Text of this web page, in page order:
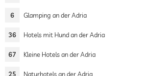
6 Glamping an der Adria
36 Hotels mit Hund an der Adria
67 Kleine Hotels an der Adria
25 Naturhotels an der Adria